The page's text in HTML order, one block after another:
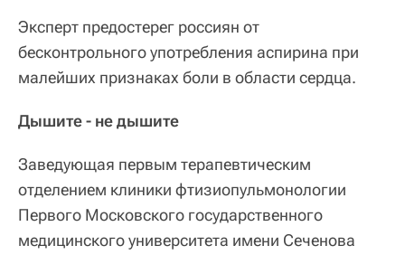
Эксперт предостерег россиян от
бесконтрольного употребления аспирина при
малейших признаках боли в области сердца.
Дышите - не дышите
Заведующая первым терапевтическим
отделением клиники фтизиопульмонологии
Первого Московского государственного
медицинского университета имени Сеченова